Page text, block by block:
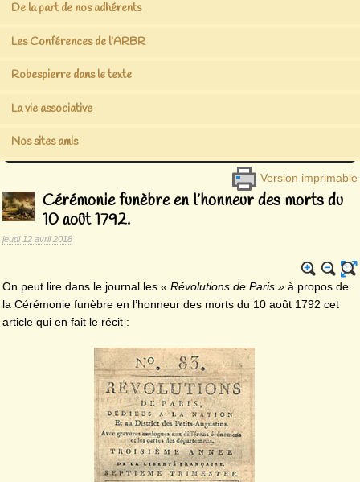
De la part de nos adhérents
Les Conférences de l’ARBR
Robespierre dans le texte
La vie associative
Nos sites amis
Version imprimable
Cérémonie funèbre en l’honneur des morts du
10 août 1792.
jeudi 12 avril 2018
On peut lire dans le journal les « Révolutions de Paris » à propos de
la Cérémonie funèbre en l’honneur des morts du 10 août 1792 cet
article qui en fait le récit :